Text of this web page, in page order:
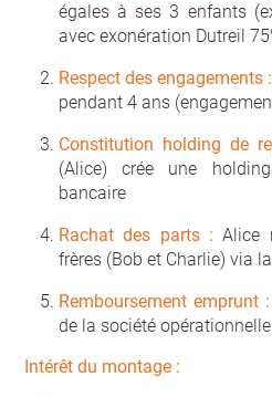
égales à ses 3 enfants
avec exonération Dutreil
Respect des engagements :
pendant 4 ans
Constitution holding de
(Alice) crée une
bancaire
Rachat des parts : Alice
frères (Bob et Charlie) via
Remboursement emprunt :
de la société opérationnelle
Intérêt du montage :